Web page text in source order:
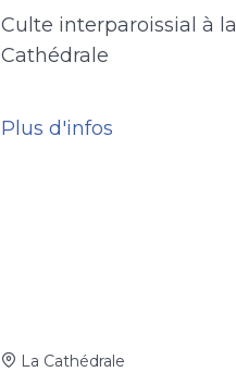
Culte interparoissial à la
Cathédrale
Plus d'infos
La Cathédrale